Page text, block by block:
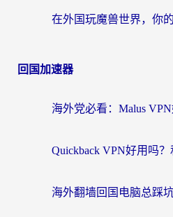
回国加速器